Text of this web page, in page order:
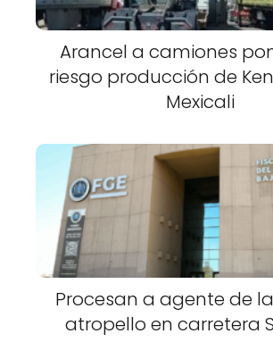
Arancel a camiones
riesgo producción de
Mexicali
Procesan a agente de la
atropello en carretera